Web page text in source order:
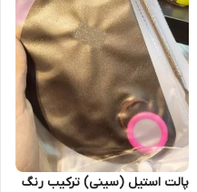
پالت استیل (سینی) ترکیب رنگ